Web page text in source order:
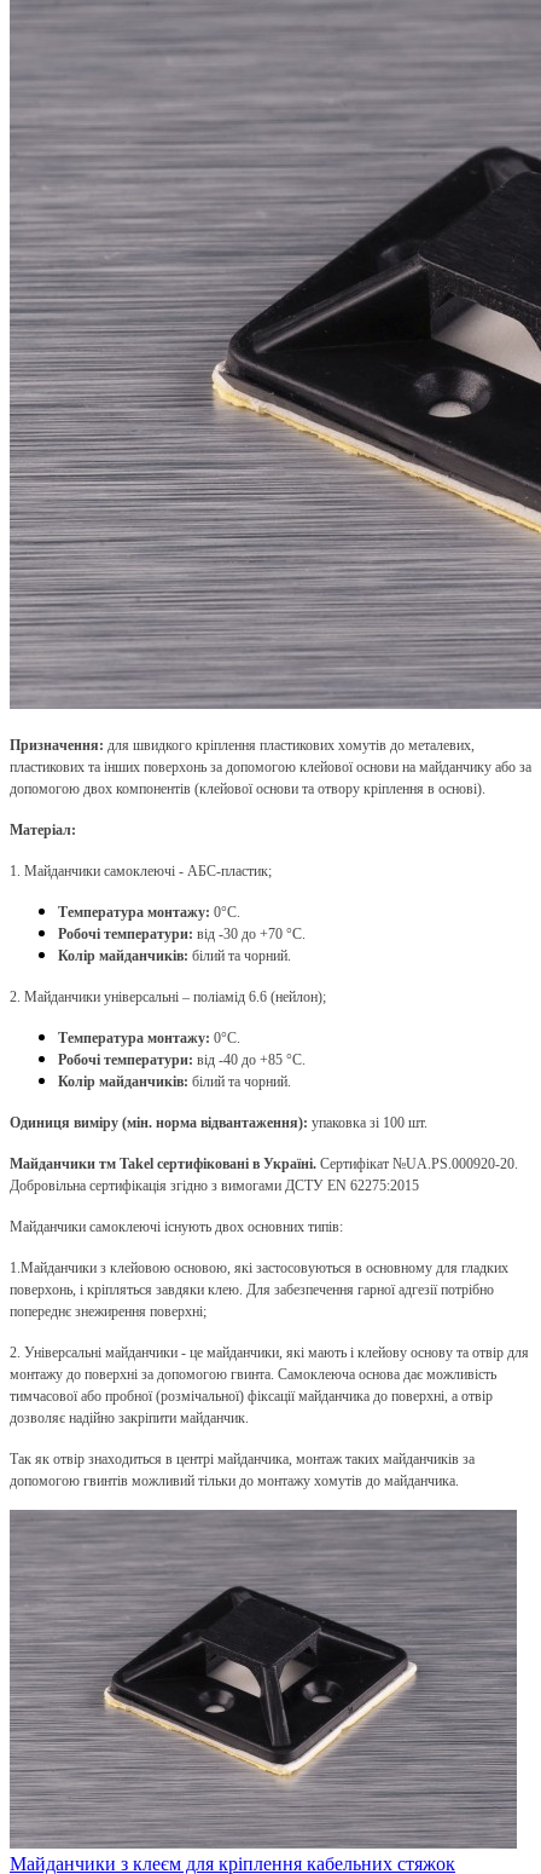
Призначення: для швидкого кріплення пластикових хомутів до металевих,
пластикових та інших поверхонь за допомогою клейової основи на майданчику або за
допомогою двох компонентів (клейової основи та отвору кріплення в основі).
Матеріал:
1. Майданчики самоклеючі - АБС-пластик;
Температура монтажу: 0°С.
Робочі температури: від -30 до +70 °С.
Колір майданчиків: білий та чорний.
2. Майданчики універсальні – поліамід 6.6 (нейлон);
Температура монтажу: 0°С.
Робочі температури: від -40 до +85 °С.
Колір майданчиків: білий та чорний.
Одиниця виміру (мін. норма відвантаження): упаковка зі 100 шт.
Майданчики тм Takel сертифіковані в Україні. Сертифікат №UA.PS.000920-20.
Добровільна сертифікація згідно з вимогами ДСТУ EN 62275:2015
Майданчики самоклеючі існують двох основних типів:
1.Майданчики з клейовою основою, які застосовуються в основному для гладких
поверхонь, і кріпляться завдяки клею. Для забезпечення гарної адгезії потрібно
попереднє знежирення поверхні;
2. Універсальні майданчики - це майданчики, які мають і клейову основу та отвір для
монтажу до поверхні за допомогою гвинта. Самоклеюча основа дає можливість
тимчасової або пробної (розмічальної) фіксації майданчика до поверхні, а отвір
дозволяє надійно закріпити майданчик.
Так як отвір знаходиться в центрі майданчика, монтаж таких майданчиків за
допомогою гвинтів можливий тільки до монтажу хомутів до майданчика.
Майданчики з клеєм для кріплення кабельних стяжок